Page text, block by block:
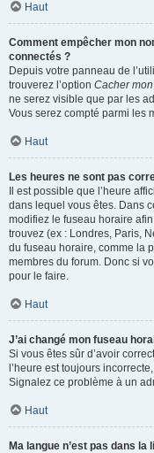
Haut
Comment empêcher mon
connectés ?
Depuis votre panneau de
trouverez l’option Cacher
ne serez visible que par les
Vous serez compté parmi les
Haut
Les heures ne sont pas
Il est possible que l’heure
dans lequel vous êtes. Dans
modifiez le fuseau horaire
trouvez (ex : Londres, Paris,
du fuseau horaire, comme la
membres du forum. Donc si
pour le faire.
Haut
J’ai changé mon fuseau
Si vous êtes sûr d’avoir
l’heure est toujours
Signalez ce problème à un
Haut
Ma langue n’est pas dans la